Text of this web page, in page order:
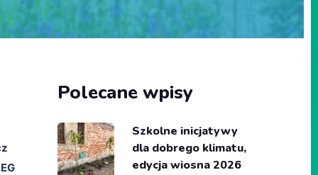
Polecane wpisy
Szkolne inicjatywy
dla dobrego klimatu,
edycja wiosna 2026